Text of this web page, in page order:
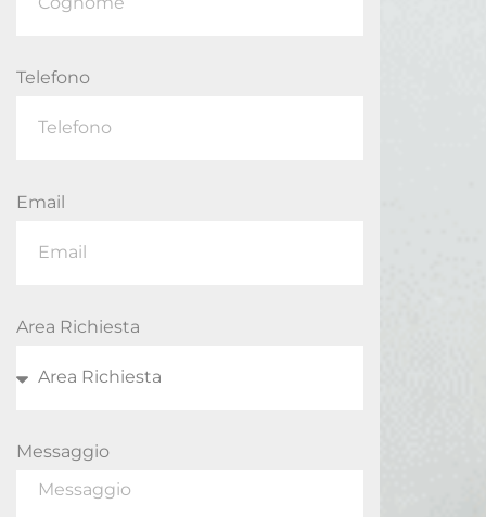
Telefono
Email
Area Richiesta
Messaggio